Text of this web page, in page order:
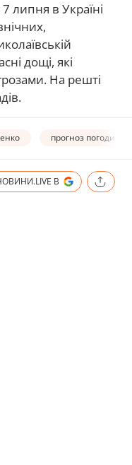
липня в Україні
дощі, які
На решті
прогноз погоди
В